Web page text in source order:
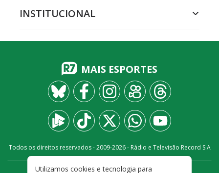
INSTITUCIONAL
MAIS ESPORTES
Todos os direitos reservados - 2009-2026- Rádio e Televisão Record S.A
Utilizamos cookies e tecnologia para